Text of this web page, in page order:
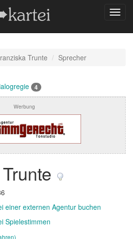
Trunte Sprecher
4
Werbung
einer externen Agentur buchen
Spielestimmen